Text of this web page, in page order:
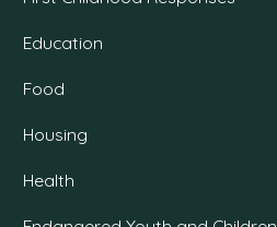
Education
Food
Housing
Health